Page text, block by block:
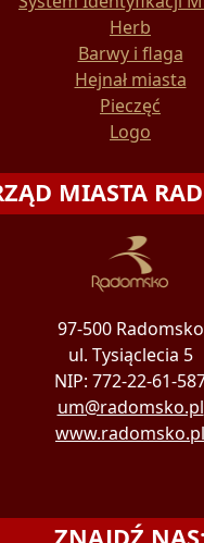
Herb
Barwy i flaga
Hejnał miasta
Pieczęć
Logo
MIASTA
97-500 Radomsko
ul. Tysiąclecia 5
NIP: 772-22-61-
um@radomsko.pl
www.radomsko.pl
ZNAJDŹ NAS: